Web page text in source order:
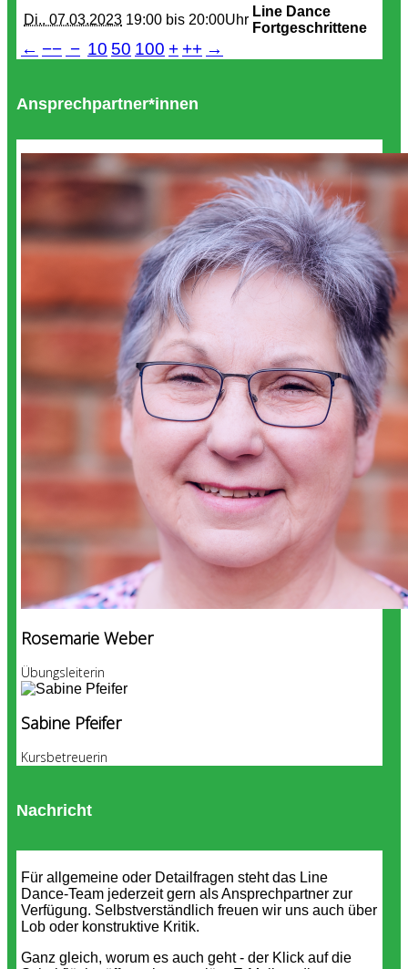
Di.. 07.03.2023 19:00 bis 20:00Uhr
Line Dance
Fortgeschrittene
← −− − 10 50 100 + ++ →
Ansprechpartner*innen
Rosemarie Weber
Übungsleiterin
Sabine Pfeifer
Kursbetreuerin
Nachricht
Für allgemeine oder Detailfragen steht das Line
Dance-Team jederzeit gern als Ansprechpartner zur
Verfügung. Selbstverständlich freuen wir uns auch über
Lob oder konstruktive Kritik.
Ganz gleich, worum es auch geht - der Klick auf die